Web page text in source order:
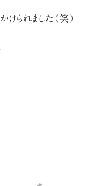
られました（笑）